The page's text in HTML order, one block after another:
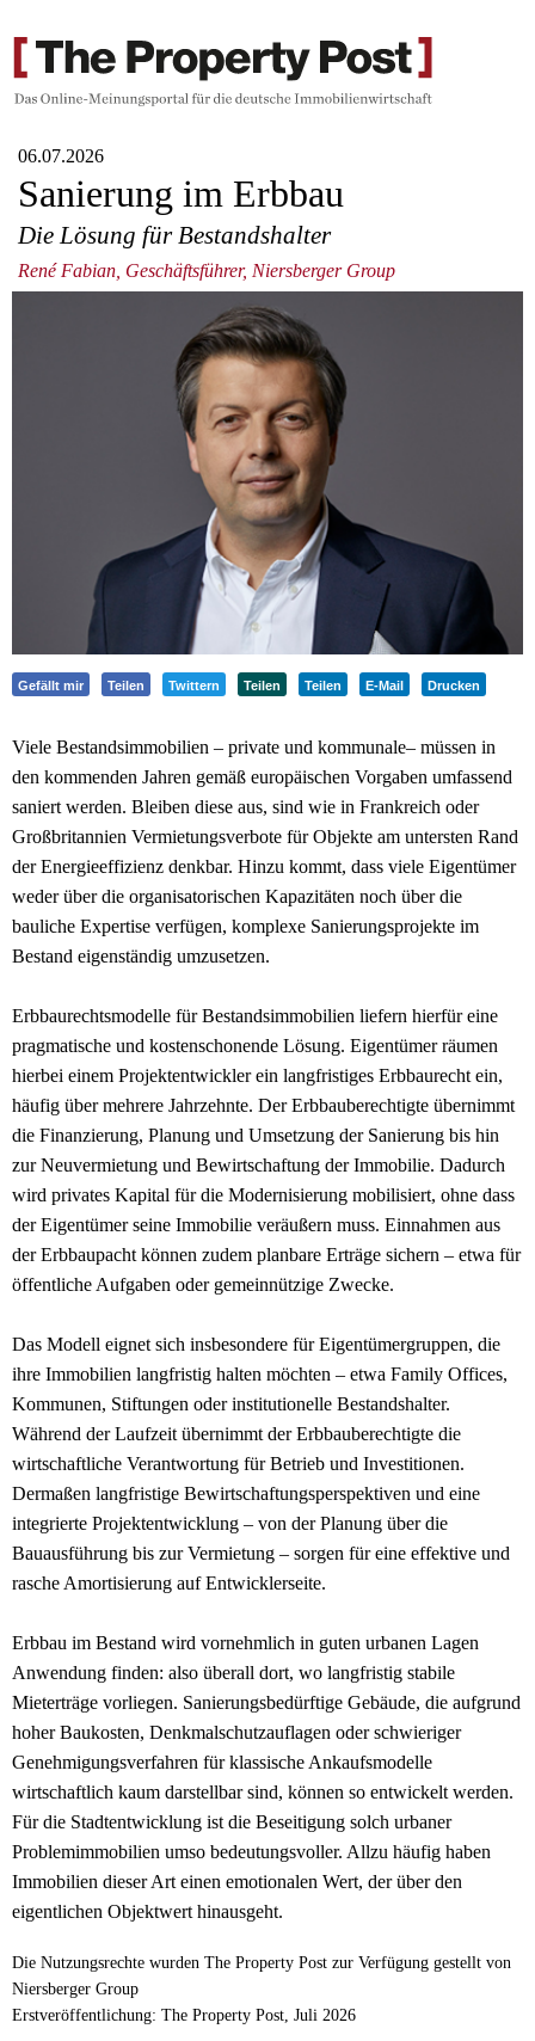
06.07.2026
Sanierung im Erbbau
Die Lösung für Bestandshalter
René Fabian, Geschäftsführer, Niersberger Group
Gefällt mir Teilen Twittern Teilen Teilen E-Mail Drucken
Viele Bestandsimmobilien – private und kommunale– müssen in
den kommenden Jahren gemäß europäischen Vorgaben umfassend
saniert werden. Bleiben diese aus, sind wie in Frankreich oder
Großbritannien Vermietungsverbote für Objekte am untersten Rand
der Energieeffizienz denkbar. Hinzu kommt, dass viele Eigentümer
weder über die organisatorischen Kapazitäten noch über die
bauliche Expertise verfügen, komplexe Sanierungsprojekte im
Bestand eigenständig umzusetzen.
Erbbaurechtsmodelle für Bestandsimmobilien liefern hierfür eine
pragmatische und kostenschonende Lösung. Eigentümer räumen
hierbei einem Projektentwickler ein langfristiges Erbbaurecht ein,
häufig über mehrere Jahrzehnte. Der Erbbauberechtigte übernimmt
die Finanzierung, Planung und Umsetzung der Sanierung bis hin
zur Neuvermietung und Bewirtschaftung der Immobilie. Dadurch
wird privates Kapital für die Modernisierung mobilisiert, ohne dass
der Eigentümer seine Immobilie veräußern muss. Einnahmen aus
der Erbbaupacht können zudem planbare Erträge sichern – etwa für
öffentliche Aufgaben oder gemeinnützige Zwecke.
Das Modell eignet sich insbesondere für Eigentümergruppen, die
ihre Immobilien langfristig halten möchten – etwa Family Offices,
Kommunen, Stiftungen oder institutionelle Bestandshalter.
Während der Laufzeit übernimmt der Erbbauberechtigte die
wirtschaftliche Verantwortung für Betrieb und Investitionen.
Dermaßen langfristige Bewirtschaftungsperspektiven und eine
integrierte Projektentwicklung – von der Planung über die
Bauausführung bis zur Vermietung – sorgen für eine effektive und
rasche Amortisierung auf Entwicklerseite.
Erbbau im Bestand wird vornehmlich in guten urbanen Lagen
Anwendung finden: also überall dort, wo langfristig stabile
Mieterträge vorliegen. Sanierungsbedürftige Gebäude, die aufgrund
hoher Baukosten, Denkmalschutzauflagen oder schwieriger
Genehmigungsverfahren für klassische Ankaufsmodelle
wirtschaftlich kaum darstellbar sind, können so entwickelt werden.
Für die Stadtentwicklung ist die Beseitigung solch urbaner
Problemimmobilien umso bedeutungsvoller. Allzu häufig haben
Immobilien dieser Art einen emotionalen Wert, der über den
eigentlichen Objektwert hinausgeht.
Die Nutzungsrechte wurden The Property Post zur Verfügung gestellt von
Niersberger Group
Erstveröffentlichung: The Property Post, Juli 2026